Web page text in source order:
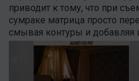
приводит к тому, что при
сумраке матрица просто
смывая контуры и